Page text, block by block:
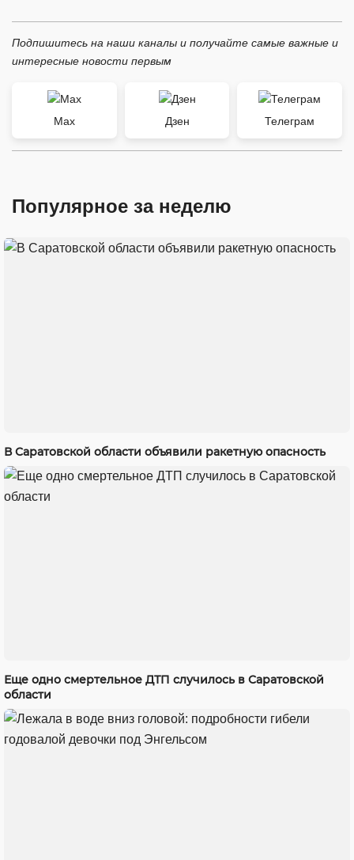
Подпишитесь на наши каналы и получайте самые важные и
интересные новости первым
Max Дзен Телеграм
Популярное за неделю
В Саратовской области объявили ракетную опасность
Еще одно смертельное ДТП случилось в Саратовской
области